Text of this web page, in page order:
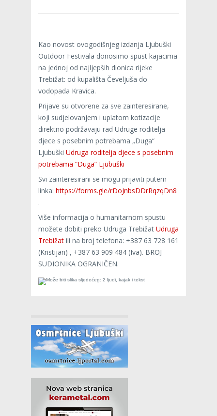
Kao novost ovogodišnjeg izdanja Ljubuški
Outdoor Festivala donosimo spust kajacima
na jednoj od najljepših dionica rijeke
Trebižat: od kupališta Čeveljuša do
vodopada Kravica.
Prijave su otvorene za sve zainteresirane,
koji sudjelovanjem i uplatom kotizacije
direktno podržavaju rad Udruge roditelja
djece s posebnim potrebama „Duga“
Ljubuški Udruga roditelja djece s posebnim
potrebama “Duga” Ljubuški
Svi zainteresirani se mogu prijaviti putem
linka: https://forms.gle/rDoJnbsDDrRqzqDn8
.
Više informacija o humanitarnom spustu
možete dobiti preko Udruga Trebižat Udruga
Trebižat ili na broj telefona: +387 63 728 161
(Kristijan) , +387 63 909 484 (Iva). BROJ
SUDIONIKA OGRANIČEN.